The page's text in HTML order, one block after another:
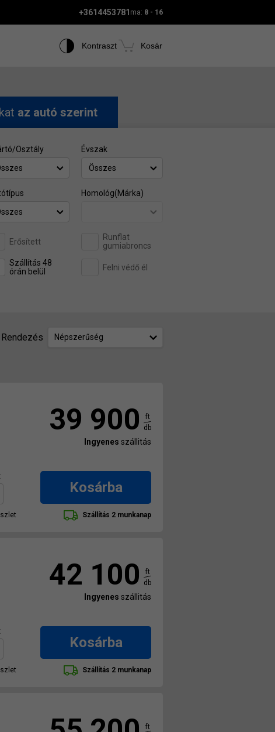
+3614453781 ma: 8 - 16
Kontraszt Kosár
az autó szerint
Osztály
Évszak
Összes
Homológ(Márka)
Erősített
Runflat
gumiabroncs
Szállítás 48
órán belül
Felni védő él
Rendezés Népszerűség
39 900
ft
db
Ingyenes szállitás
Kosárba
Szállítás 2 munkanap
42 100
ft
db
Ingyenes szállitás
Kosárba
Szállítás 2 munkanap
ft